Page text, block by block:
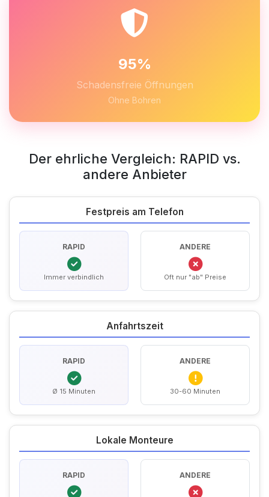
95%
Schadensfreie Öffnungen
Ohne Bohren
Der ehrliche Vergleich: RAPID vs.
andere Anbieter
Festpreis am Telefon
RAPID
Immer verbindlich
ANDERE
Oft nur "ab" Preise
Anfahrtszeit
RAPID
Ø 15 Minuten
ANDERE
30-60 Minuten
Lokale Monteure
RAPID ANDERE